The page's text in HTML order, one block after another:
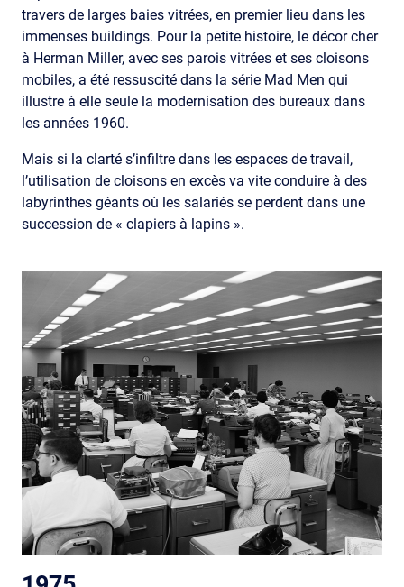
travers de larges baies vitrées, en premier lieu dans les
immenses buildings. Pour la petite histoire, le décor cher
à Herman Miller, avec ses parois vitrées et ses cloisons
mobiles, a été ressuscité dans la série Mad Men qui
illustre à elle seule la modernisation des bureaux dans
les années 1960.
Mais si la clarté s’infiltre dans les espaces de travail,
l’utilisation de cloisons en excès va vite conduire à des
labyrinthes géants où les salariés se perdent dans une
succession de « clapiers à lapins ».